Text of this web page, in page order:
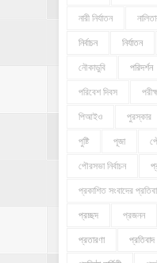
নারী নির্যাতন
নির্বাচন নির্যাতন
নৌকাডুবি পরিদর্শন
পরিবেশ দিবস
পিআইও পুরস্কার
পুষ্টি পূজা
পৌরসভা নির্বাচন
প্রকাশিত সংবাদের
প্রচ্ছদ প্রজনন
প্রতারণা প্রতিবাদ